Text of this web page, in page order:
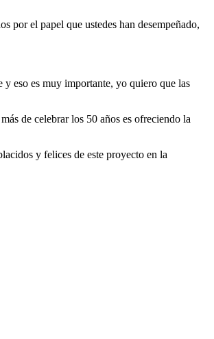
por el papel que ustedes han desempeñado,
y eso es muy importante, yo quiero que las
de celebrar los 50 años es ofreciendo la
y felices de este proyecto en la